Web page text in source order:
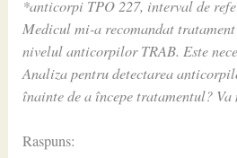
*anticorpi TPO 227, interval de
Medicul mi-a recomandat
nivelul anticorpilor TRAB. Este
Analiza pentru detectarea
înainte de a începe tratamentul? Va
Raspuns: